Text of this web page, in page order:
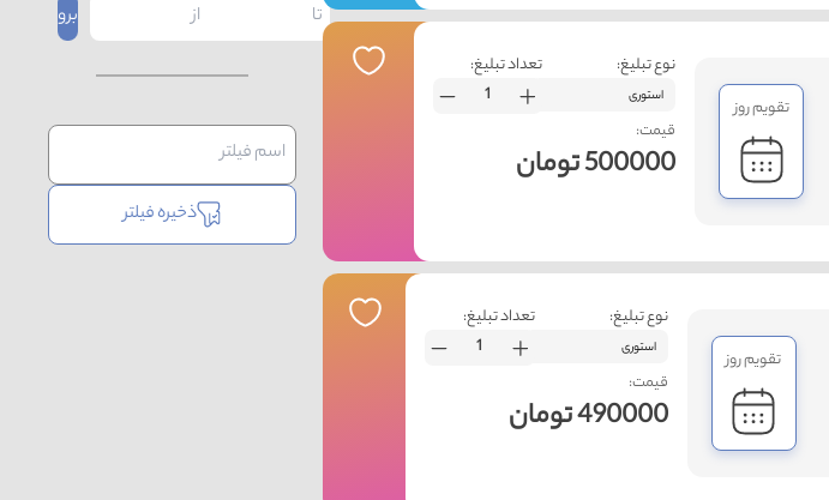
برو
ذخیره فیلتر
نوع تبلیغ:
استوری
تعداد تبلیغ:
قیمت:
500000 تومان
تقویم روز
نوع تبلیغ:
استوری
تعداد تبلیغ:
قیمت:
490000 تومان
تقویم روز